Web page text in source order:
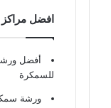
افضل مراكز
أفضل
للسمكرة
ورشة